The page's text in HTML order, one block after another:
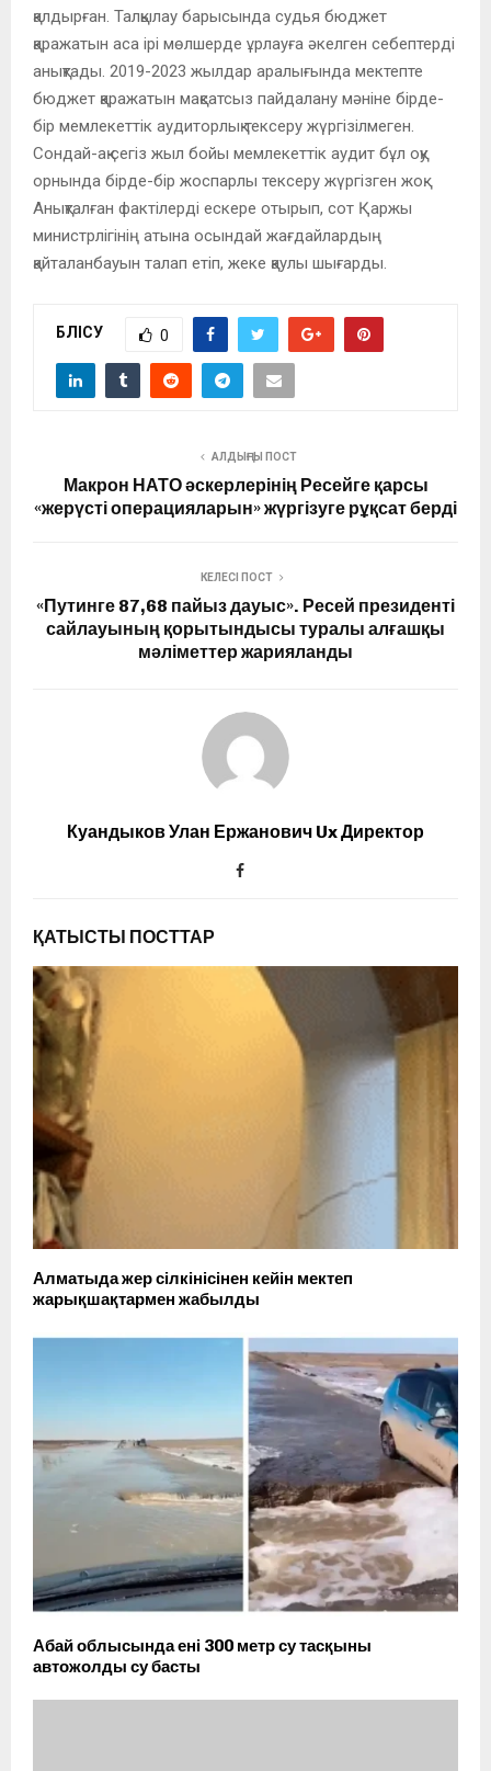
қалдырған. Талқылау барысында судья бюджет
қаражатын аса ірі мөлшерде ұрлауға әкелген себептерді
анықтады. 2019-2023 жылдар аралығында мектепте
бюджет қаражатын мақсатсыз пайдалану мәніне бірде-
бір мемлекеттік аудиторлық тексеру жүргізілмеген.
Сондай-ақ сегіз жыл бойы мемлекеттік аудит бұл оқу
орнында бірде-бір жоспарлы тексеру жүргізген жоқ.
Анықталған фактілерді ескере отырып, сот Қаржы
министрлігінің атына осындай жағдайлардың
қайталанбауын талап етіп, жеке қаулы шығарды.
БӨЛІСУ 0
АЛДЫҢҒЫ ПОСТ
Макрон НАТО әскерлерінің Ресейге қарсы
«жерүсті операцияларын» жүргізуге рұқсат берді
КЕЛЕСІ ПОСТ
«Путинге 87,68 пайыз дауыс». Ресей президенті
сайлауының қорытындысы туралы алғашқы
мәліметтер жарияланды
Куандыков Улан Ержанович Ux Директор
ҚАТЫСТЫ ПОСТТАР
Алматыда жер сілкінісінен кейін мектеп
жарықшақтармен жабылды
Абай облысында ені 300 метр су тасқыны
автожолды су басты